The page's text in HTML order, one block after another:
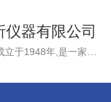
器有限公司